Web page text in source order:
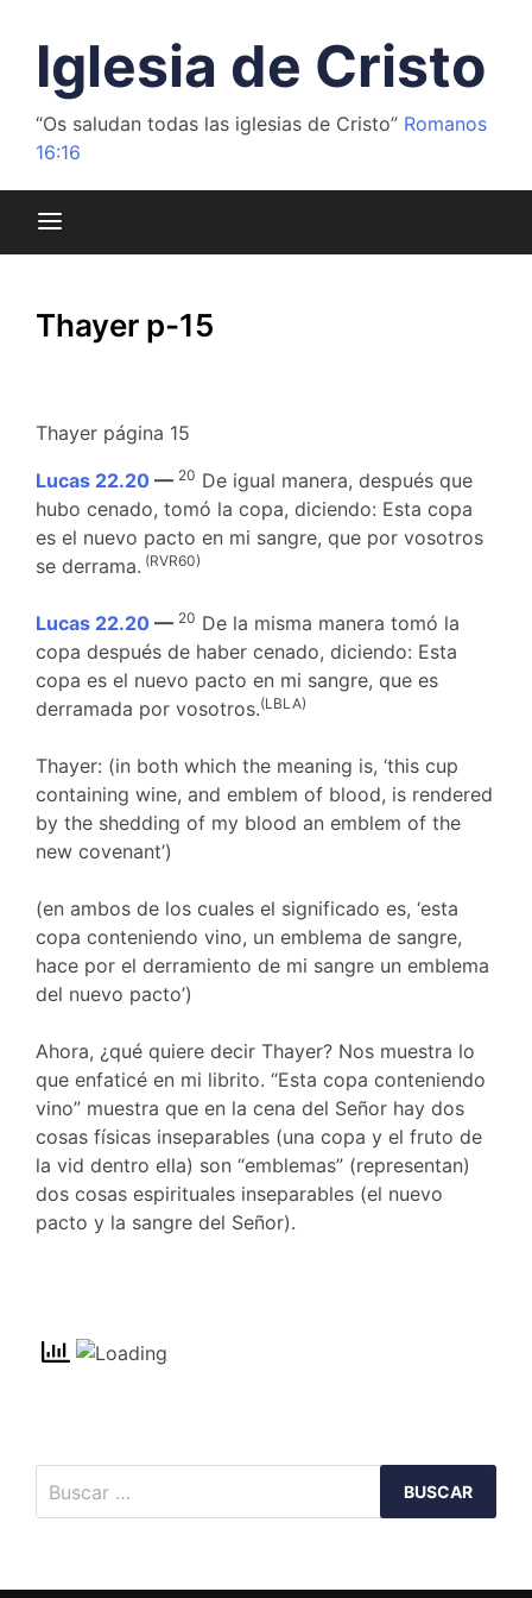
contenidoIglesia de Cristo
“Os saludan todas las iglesias de Cristo” Romanos
16:16
Thayer p-15
Thayer página 15
Lucas 22.20 — 20 De igual manera, después que
hubo cenado, tomó la copa, diciendo: Esta copa
es el nuevo pacto en mi sangre, que por vosotros
se derrama. (RVR60)
Lucas 22.20 — 20 De la misma manera tomó la
copa después de haber cenado, diciendo: Esta
copa es el nuevo pacto en mi sangre, que es
derramada por vosotros.(LBLA)
Thayer: (in both which the meaning is, ‘this cup
containing wine, and emblem of blood, is rendered
by the shedding of my blood an emblem of the
new covenant’)
(en ambos de los cuales el significado es, ‘esta
copa conteniendo vino, un emblema de sangre,
hace por el derramiento de mi sangre un emblema
del nuevo pacto’)
Ahora, ¿qué quiere decir Thayer? Nos muestra lo
que enfaticé en mi librito. “Esta copa conteniendo
vino” muestra que en la cena del Señor hay dos
cosas físicas inseparables (una copa y el fruto de
la vid dentro ella) son “emblemas” (representan)
dos cosas espirituales inseparables (el nuevo
pacto y la sangre del Señor).